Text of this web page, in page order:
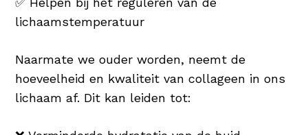
lichaamstemperatuur
Naarmate we ouder worden, neemt de
hoeveelheid en kwaliteit van collageen in ons
lichaam af. Dit kan leiden tot: